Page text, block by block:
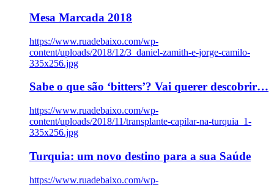
Mesa Marcada 2018
https://www.ruadebaixo.com/wp-
content/uploads/2018/12/3_daniel-zamith-e-jorge-camilo-
335x256.jpg
Sabe o que são ‘bitters’? Vai querer descobrir…
https://www.ruadebaixo.com/wp-
content/uploads/2018/11/transplante-capilar-na-turquia_1-
335x256.jpg
Turquia: um novo destino para a sua Saúde
https://www.ruadebaixo.com/wp-